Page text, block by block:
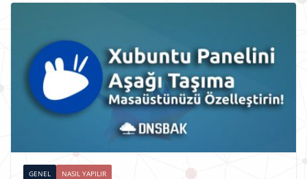
GENEL NASIL YAPILIR